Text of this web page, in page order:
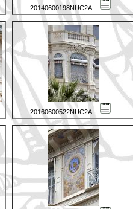
20140600198NUC2A
20160600522NUC2A